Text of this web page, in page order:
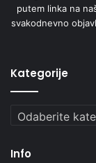
putem linka na
svakodnevno
Kategorije
Kategorije
Info